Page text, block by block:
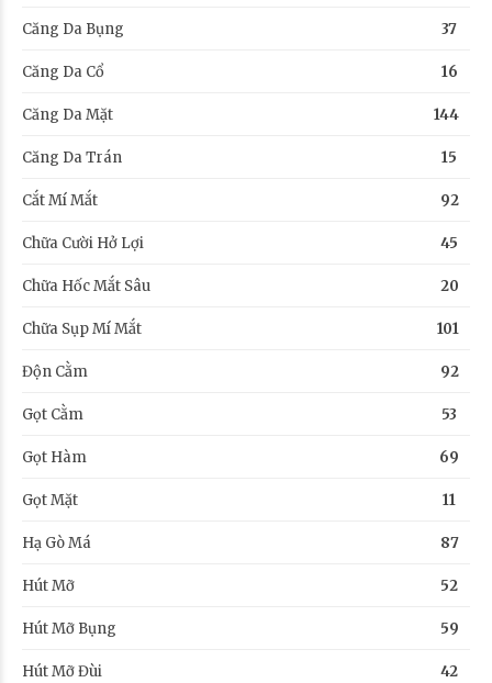
Căng Da Bụng 37
Căng Da Cổ 16
Căng Da Mặt 144
Căng Da Trán 15
Cắt Mí Mắt 92
Chữa Cười Hở Lợi 45
Chữa Hốc Mắt Sâu 20
Chữa Sụp Mí Mắt 101
Độn Cằm 92
Gọt Cằm 53
Gọt Hàm 69
Gọt Mặt 11
Hạ Gò Má 87
Hút Mỡ 52
Hút Mỡ Bụng 59
Hút Mỡ Đùi 42